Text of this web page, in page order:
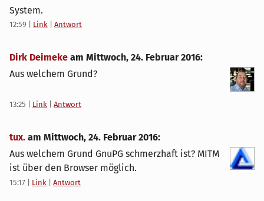
System.
12:59 Link Antwort
Dirk Deimeke am Mittwoch, 24. Februar 2016:
Aus welchem Grund?
13:25 Link Antwort
tux. am Mittwoch, 24. Februar 2016:
Aus welchem Grund GnuPG schmerzhaft ist? MITM
ist über den Browser möglich.
15:17 Link Antwort